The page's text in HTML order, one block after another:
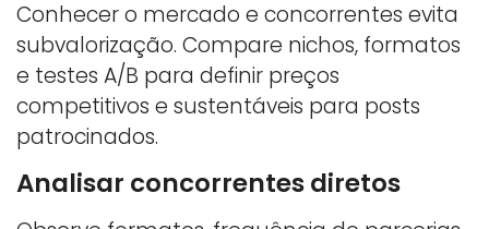
Conhecer o mercado e concorrentes evita
subvalorização. Compare nichos, formatos
e testes A/B para definir preços
competitivos e sustentáveis para posts
patrocinados.
Analisar concorrentes diretos